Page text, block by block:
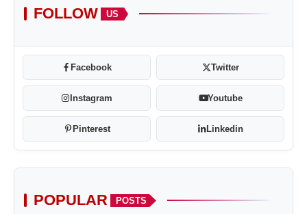
FOLLOW US
Facebook Twitter
Instagram Youtube
Pinterest Linkedin
POPULAR POSTS